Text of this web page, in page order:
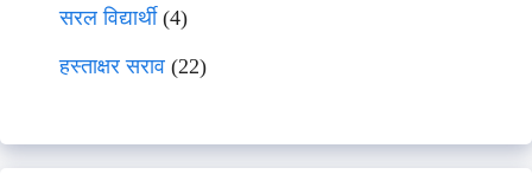
सरल विद्यार्थी(4)
हस्ताक्षर सराव (22)